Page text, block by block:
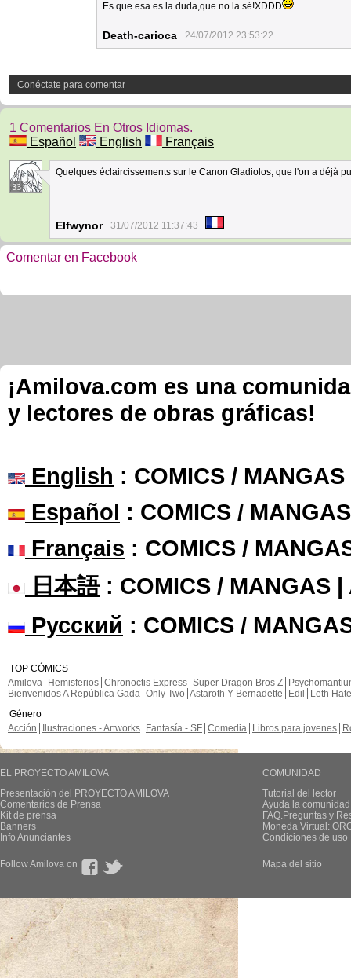
Es que esa es la duda,que no la sé!XDDD
Death-carioca 24/07/2012 23:53:22
Conéctate para comentar
1 Comentarios En Otros Idiomas.
Español
English Français
33
Quelques éclaircissements sur le Canon Gladiolos, que l'on a déjà
Elfwynor 31/07/2012 11:37:43
Comentar en Facebook
¡Amilova.com es una
y lectores de obras gráficas!
English : COMICS /
Español : COMICS /
Français : COMICS /
日本語: COMICS / MANGAS |
Русский : COMICS /
TOP CÓMICS
Amilova
Hemisferios Chronoctis Express Super Dragon Bros Z
Bienvenidos A República Gada Only Two Astaroth Y Bernadette Edil
Leth Hate
Género
Acción
Ilustraciones - Artworks Fantasía - SF Comedia Libros para jovenes
EL PROYECTO AMILOVA
Presentación del PROYECTO AMILOVA
Comentarios de Prensa
Kit de prensa
Banners
Info Anunciantes
COMUNIDAD
Tutorial del lector
Ayuda la
FAQ.Preguntas y
Moneda Virtual:
Condiciones de uso
Follow Amilova on Mapa del sitio